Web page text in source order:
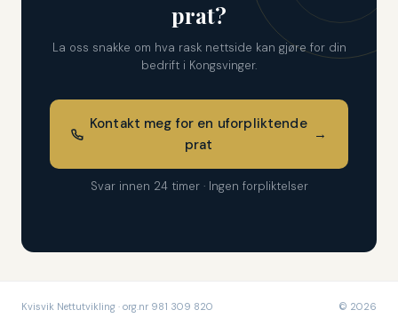
prat?
La oss snakke om hva rask nettside kan gjøre for din
bedrift i Kongsvinger.
Kontakt meg for en uforpliktende
prat
→
Svar innen 24 timer · Ingen forpliktelser
Kvisvik Nettutvikling · org.nr 981 309 820 © 2026